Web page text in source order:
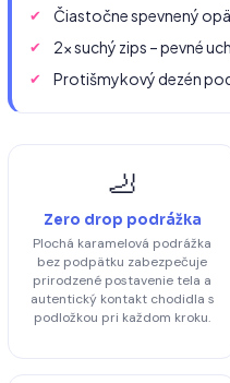
Čiastočne spevnený
2× suchý zips – pevné
Protišmykový dezén
🦶
Zero drop podrážka
Plochá karamelová podrážka
bez podpätku zabezpečuje
prirodzené postavenie tela a
autentický kontakt chodidla s
podložkou pri každom kroku.